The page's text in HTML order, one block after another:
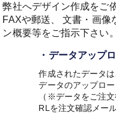
弊社へデザイン作成をご
FAXや郵送、文書・画像
ン概要等をご指示下さい。
・データアップ
作成されたデータ
データのアップロ
（※データをご注
RLを注文確認メー